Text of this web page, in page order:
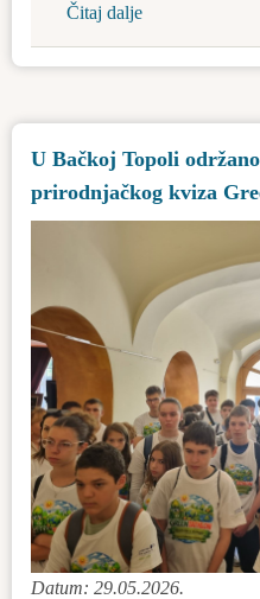
Čitaj dalje
11.
Bačkotopolski
U Bačkoj Topoli
prirodnjačkog kviza
Datum: 29.05.2026.